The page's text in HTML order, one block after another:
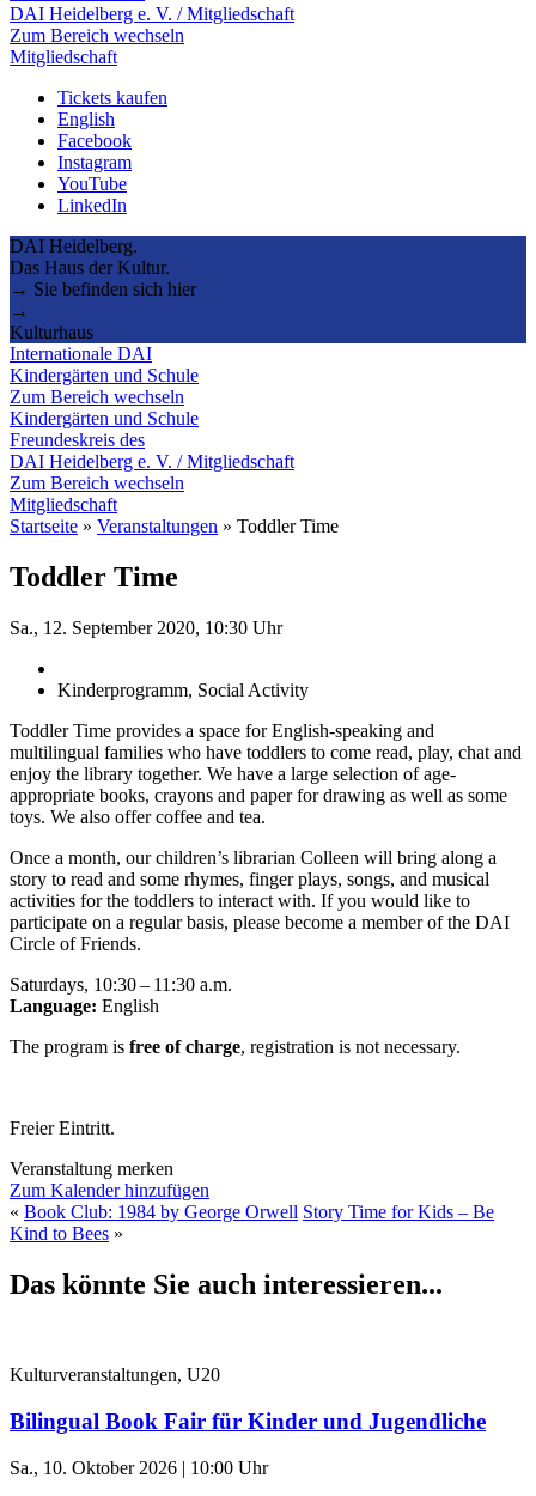
DAI Heidelberg e. V. / Mitgliedschaft
Zum Bereich wechseln
Mitgliedschaft
Tickets kaufen
English
Facebook
Instagram
YouTube
LinkedIn
DAI Heidelberg.
Das Haus der Kultur.
→ Sie befinden sich hier
→
Kulturhaus
Internationale DAI
Kindergärten und Schule
Zum Bereich wechseln
Kindergärten und Schule
Freundeskreis des
DAI Heidelberg e. V. / Mitgliedschaft
Zum Bereich wechseln
Mitgliedschaft
Startseite » Veranstaltungen » Toddler Time
Toddler Time
Sa., 12. September 2020, 10:30 Uhr
Kinderprogramm, Social Activity
Toddler Time provides a space for English-speaking and
multilingual families who have toddlers to come read, play, chat and
enjoy the library together. We have a large selection of age-
appropriate books, crayons and paper for drawing as well as some
toys. We also offer coffee and tea.
Once a month, our children’s librarian Colleen will bring along a
story to read and some rhymes, finger plays, songs, and musical
activities for the toddlers to interact with. If you would like to
participate on a regular basis, please become a member of the DAI
Circle of Friends.
Saturdays, 10:30 – 11:30 a.m.
Language: English
The program is free of charge, registration is not necessary.
Freier Eintritt.
Veranstaltung merken
Zum Kalender hinzufügen
« Book Club: 1984 by George Orwell Story Time for Kids – Be
Kind to Bees »
Das könnte Sie auch interessieren...
Kulturveranstaltungen, U20
Bilingual Book Fair für Kinder und Jugendliche
Sa., 10. Oktober 2026 | 10:00 Uhr